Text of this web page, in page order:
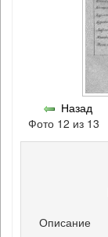
Назад
Фото 12 из 13
Описание